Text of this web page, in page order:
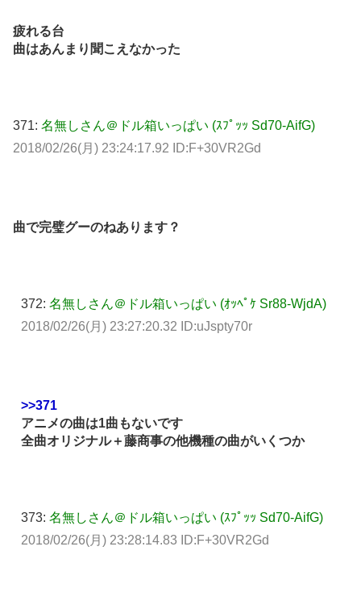
疲れる台
曲はあんまり聞こえなかった
371: 名無しさん＠ドル箱いっぱい (ｽﾌﾟｯｯ Sd70-AifG)
2018/02/26(月) 23:24:17.92 ID:F+30VR2Gd
曲で完璧グーのねあります？
372: 名無しさん＠ドル箱いっぱい (ｵｯﾍﾟｹ Sr88-WjdA)
2018/02/26(月) 23:27:20.32 ID:uJspty70r
>>371
アニメの曲は1曲もないです
全曲オリジナル＋藤商事の他機種の曲がいくつか
373: 名無しさん＠ドル箱いっぱい (ｽﾌﾟｯｯ Sd70-AifG)
2018/02/26(月) 23:28:14.83 ID:F+30VR2Gd